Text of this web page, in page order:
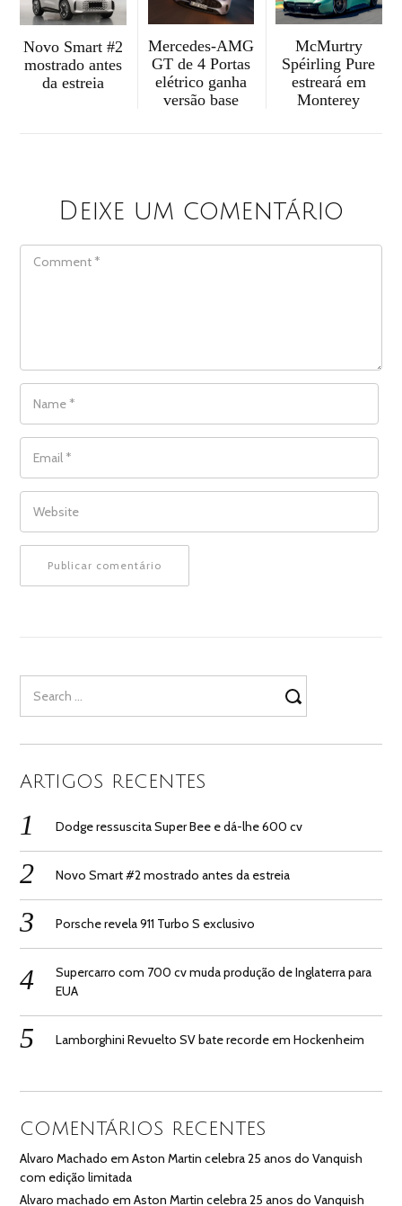
Novo Smart #2
mostrado antes
da estreia
Mercedes-AMG
GT de 4 Portas
elétrico ganha
versão base
McMurtry
Spéirling Pure
estreará em
Monterey
Deixe um comentário
for:
ARTIGOS RECENTES
Dodge ressuscita Super Bee e dá-lhe 600 cv
Novo Smart #2 mostrado antes da estreia
Porsche revela 911 Turbo S exclusivo
Supercarro com 700 cv muda produção de Inglaterra para
EUA
Lamborghini Revuelto SV bate recorde em Hockenheim
COMENTÁRIOS RECENTES
Alvaro Machado emAston Martin celebra 25 anos do Vanquish
com edição limitada
Alvaro machado emAston Martin celebra 25 anos do Vanquish